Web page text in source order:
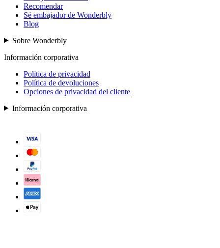
Recomendar
Sé embajador de Wonderbly
Blog
Sobre Wonderbly
Información corporativa
Política de privacidad
Política de devoluciones
Opciones de privacidad del cliente
Información corporativa